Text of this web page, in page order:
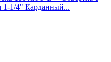
1-1/4" Карданный...